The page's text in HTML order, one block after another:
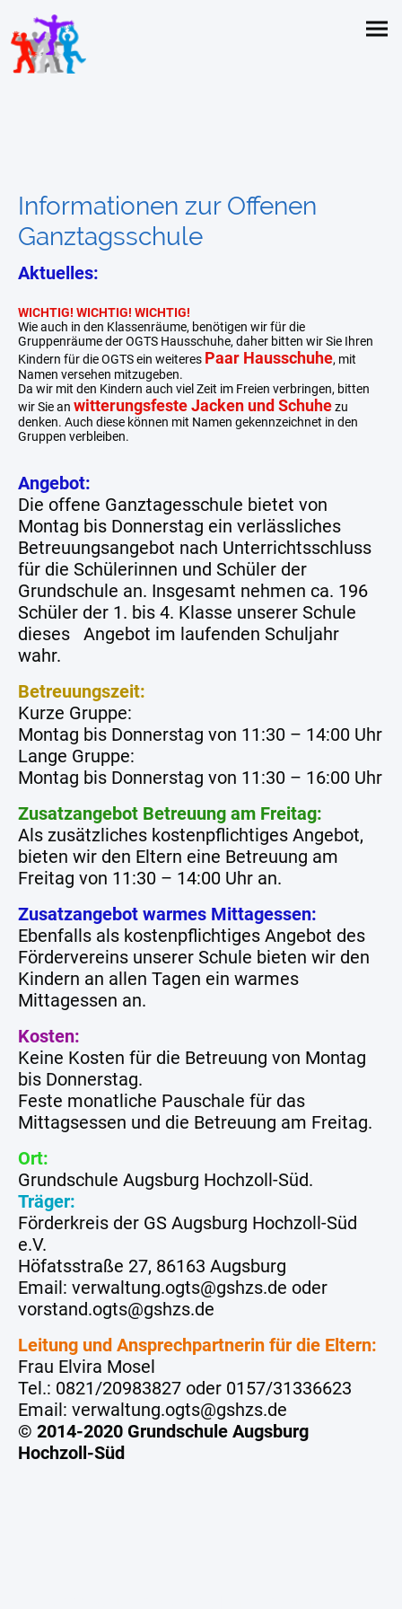
Informationen zur Offenen
Ganztagsschule
Aktuelles:
WICHTIG! WICHTIG! WICHTIG!
Wie auch in den Klassenräume, benötigen wir für die
Gruppenräume der OGTS Hausschuhe, daher bitten wir Sie Ihren
Kindern für die OGTS ein weiteres Paar Hausschuhe, mit
Namen versehen mitzugeben.
Da wir mit den Kindern auch viel Zeit im Freien verbringen, bitten
wir Sie an witterungsfeste Jacken und Schuhezu
denken. Auch diese können mit Namen gekennzeichnet in den
Gruppen verbleiben.
Angebot:
Die offene Ganztagesschule bietet von
Montag bis Donnerstag ein verlässliches
Betreuungsangebot nach Unterrichtsschluss
für die Schülerinnen und Schüler der
Grundschule an. Insgesamt nehmen ca. 196
Schüler der 1. bis 4. Klasse unserer Schule
dieses Angebot im laufenden Schuljahr
wahr.
Betreuungszeit:
Kurze Gruppe:
Montag bis Donnerstag von 11:30 – 14:00 Uhr
Lange Gruppe:
Montag bis Donnerstag von 11:30 – 16:00 Uhr
Zusatzangebot Betreuung am Freitag:
Als zusätzliches kostenpflichtiges Angebot,
bieten wir den Eltern eine Betreuung am
Freitag von 11:30 – 14:00 Uhr an.
Zusatzangebot warmes Mittagessen:
Ebenfalls als kostenpflichtiges Angebot des
Fördervereins unserer Schule bieten wir den
Kindern an allen Tagen ein warmes
Mittagessen an.
Kosten:
Keine Kosten für die Betreuung von Montag
bis Donnerstag.
Feste monatliche Pauschale für das
Mittagsessen und die Betreuung am Freitag.
Ort:
Grundschule Augsburg Hochzoll-Süd.
Träger:
Förderkreis der GS Augsburg Hochzoll-Süd
e.V.
Höfatsstraße 27, 86163 Augsburg
Email: verwaltung.ogts@gshzs.de oder
vorstand.ogts@gshzs.de
Leitung und Ansprechpartnerin für die Eltern:
Frau Elvira Mosel
Tel.: 0821/20983827 oder 0157/31336623
Email: verwaltung.ogts@gshzs.de
© 2014-2020 Grundschule Augsburg
Hochzoll-Süd